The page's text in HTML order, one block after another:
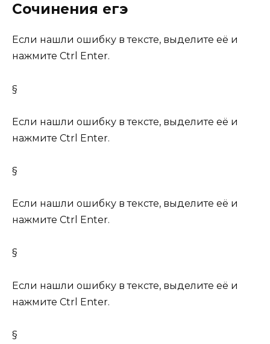
Сочинения егэ
Если нашли ошибку в тексте, выделите её и
нажмите Ctrl Enter.
§
Если нашли ошибку в тексте, выделите её и
нажмите Ctrl Enter.
§
Если нашли ошибку в тексте, выделите её и
нажмите Ctrl Enter.
§
Если нашли ошибку в тексте, выделите её и
нажмите Ctrl Enter.
§